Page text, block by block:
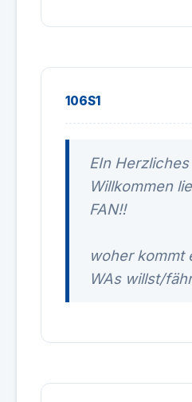
106S1
EIn Herzliches
Willkommen
FAN!!
woher kommt
WAs willst/